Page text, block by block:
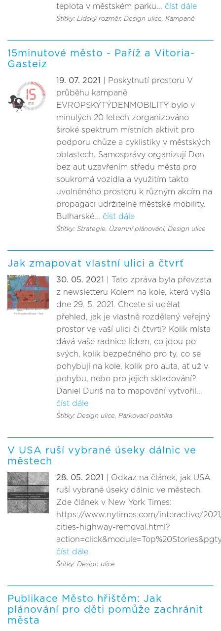
teplota v městském parku... číst dále
Štítky: Lidský rozměr, Design ulice, Kampaně
15minutové město - Paříž a Vitoria-
Gasteiz
19. 07. 2021
| Poskytnutí prostoru V
průběhu kampaně
EVROPSKÝTÝDENMOBILITY bylo v
minulých 20 letech zorganizováno
široké spektrum místních aktivit pro
podporu chůze a cyklistiky v městských
oblastech. Samosprávy organizují Den
bez aut uzavřením středu města pro
soukromá vozidla a využitím takto
uvolněného prostoru k různým akcím na
propagaci udržitelné městské mobility.
Bulharské... číst dále
Štítky: Strategie, Územní plánování, Design ulice
Jak zmapovat vlastní ulici a čtvrť
30. 05. 2021
| Tato zpráva byla převzata
z newsletteru Kolem na kole, která vyšla
dne 29. 5. 2021. Chcete si udělat
přehled, jak je vlastně rozdělený veřejný
prostor ve vaší ulici či čtvrti? Kolik místa
dává vaše radnice lidem, co jdou po
svých, kolik bezpečného pro ty, co se
pohybují na kole, kolik pro auta, ať už v
pohybu, nebo pro jejich skladování?
Daniel Duriš na to mapování vytvořil...
číst dále
Štítky: Design ulice, Parkovací politika
V USA ruší vybrané úseky dálnic ve
městech
28. 05. 2021
| Odkaz na článek, jak USA
ruší vybrané úseky dálnic ve městech.
Zde článek v New York Times:
https://www.nytimes.com/interactive/
cities-highway-removal.html?
číst dále
Štítky: Design ulice
Publikace Město hřištěm: Jak
plánování pro děti pomůže zachránit
města